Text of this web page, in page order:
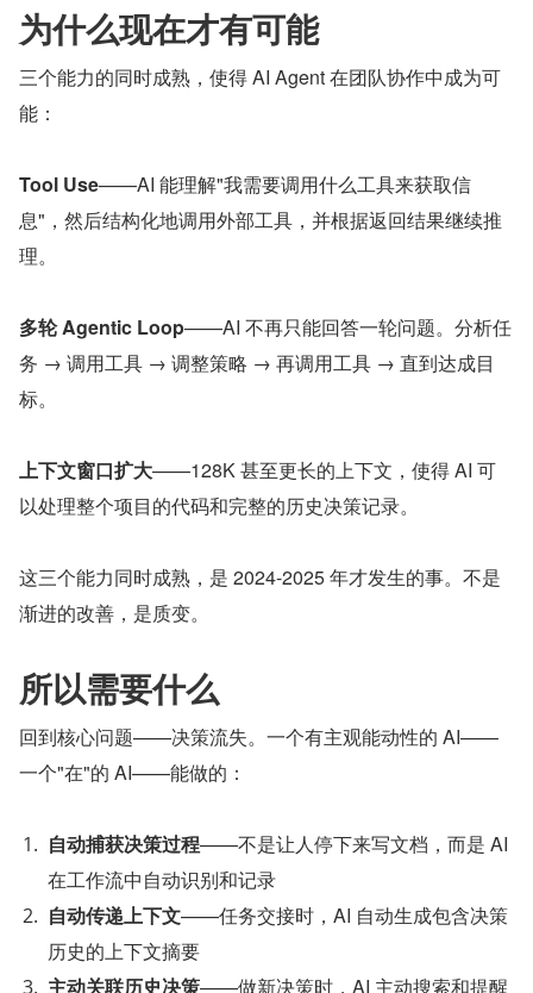
为什么现在才有可能
三个能力的同时成熟，使得 AI Agent 在团队协作中成为可
能：
Tool Use——AI 能理解"我需要调用什么工具来获取信
息"，然后结构化地调用外部工具，并根据返回结果继续推
理。
多轮 Agentic Loop——AI 不再只能回答一轮问题。分析任
务 → 调用工具 → 调整策略 → 再调用工具 → 直到达成目
标。
上下文窗口扩大——128K 甚至更长的上下文，使得 AI 可
以处理整个项目的代码和完整的历史决策记录。
这三个能力同时成熟，是 2024-2025 年才发生的事。不是
渐进的改善，是质变。
所以需要什么
回到核心问题——决策流失。一个有主观能动性的 AI——
一个"在"的 AI——能做的：
自动捕获决策过程——不是让人停下来写文档，而是 AI
在工作流中自动识别和记录
自动传递上下文——任务交接时，AI 自动生成包含决策
历史的上下文摘要
主动关联历史决策——做新决策时，AI 主动搜索和提醒